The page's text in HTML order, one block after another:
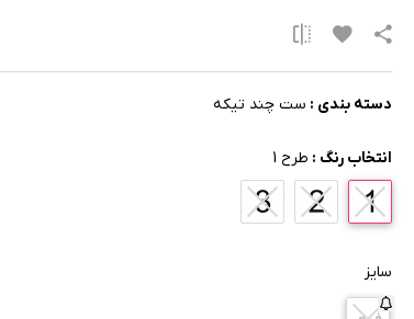
دسته بندی : ست چند تیکه
انتخاب رنگ : طرح 1
سایز